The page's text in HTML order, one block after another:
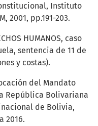
Instituto
2001, pp.191-203.
HUMANOS, caso
sentencia de 11 de
y costas).
del Mandato
República Bolivariana
de Bolivia,
2016.